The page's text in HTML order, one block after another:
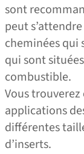
sont
peut
cheminées qui
qui sont
combustible.
Vous
applications
différentes
d’inserts.